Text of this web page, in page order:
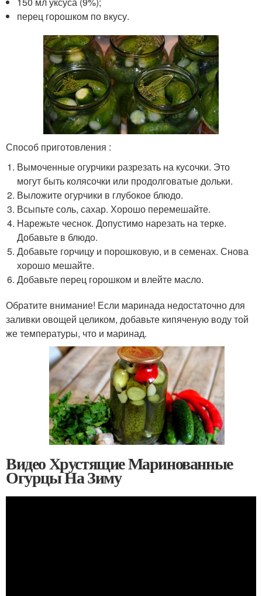
перец горошком по вкусу.
Способ приготовления :
Вымоченные огурчики разрезать на кусочки. Это
могут быть колясочки или продолговатые дольки.
Выложите огурчики в глубокое блюдо.
Всыпьте соль, сахар. Хорошо перемешайте.
Нарежьте чеснок. Допустимо нарезать на терке.
Добавьте в блюдо.
Добавьте горчицу и порошковую, и в семенах. Снова
хорошо мешайте.
Добавьте перец горошком и влейте масло.
Обратите внимание! Если маринада недостаточно для
заливки овощей целиком, добавьте кипяченую воду той
же температуры, что и маринад.
Видео Хрустящие Маринованные
Огурцы На Зиму